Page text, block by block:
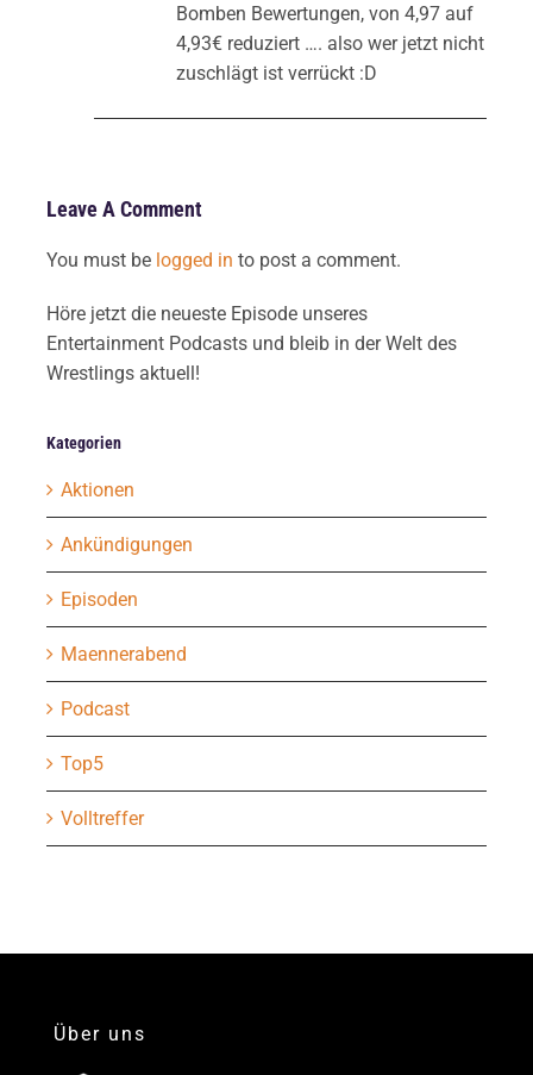
Bomben Bewertungen, von 4,97 auf
4,93€ reduziert …. also wer jetzt nicht
zuschlägt ist verrückt :D
Leave A Comment
You must be logged in to post a comment.
Höre jetzt die neueste Episode unseres
Entertainment Podcasts und bleib in der Welt des
Wrestlings aktuell!
Kategorien
Aktionen
Ankündigungen
Episoden
Maennerabend
Podcast
Top5
Volltreffer
Über uns